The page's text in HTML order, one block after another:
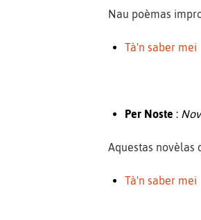
Nau poèmas
Tà'n saber mei
Per Noste :
Aquestas novèlas
Tà'n saber mei